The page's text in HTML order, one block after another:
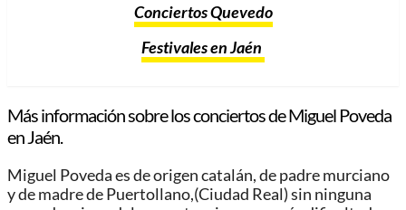
Conciertos Quevedo
Festivales en Jaén
Más información sobre los conciertos de Miguel Poveda
en Jaén.
Miguel Poveda es de origen catalán, de padre murciano
y de madre de Puertollano,(Ciudad Real) sin ninguna